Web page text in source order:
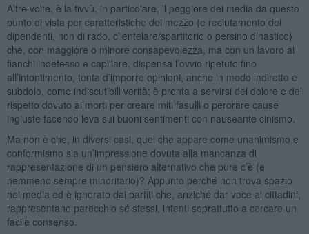
Altre volte, è la tivvù, in particolare, il peggiore dei media da questo
punto di vista per caratteristiche del mezzo (e reclutamento dei
dipendenti, non di rado, clientelare/spartitorio o persino dinastico)
che, con maggiore o minore consapevolezza, ma con un lavoro ai
fianchi indefesso e capillare, dispensa l’ovvio ripetuto fino
all’intontimento, tenta d’imporre opinioni, anche in modo indiretto e
subdolo, come indiscutibili verità; è pronta a servirsi del dolore e del
rispetto dovuto ai morti per creare miti fasulli o perorare cause
ingiuste facendo leva sui buoni sentimenti con nauseante cinismo.
Ma non è che, in diversi casi, quel che appare come unanimismo e
conformismo sia un’impressione dovuta alla mancanza di
rappresentazione di un pensiero alternativo che pure c’è (e
nemmeno sempre minoritario)? Appunto perché non trova spazio
nei media ed è ignorato dai partiti che, anziché dar voce ai cittadini,
rappresentano parecchio sé stessi, intenti soprattutto a cercare un
facile consenso.